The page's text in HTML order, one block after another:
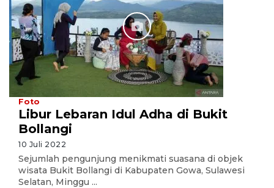
Foto
Libur Lebaran Idul Adha di Bukit
Bollangi
10 Juli 2022
Sejumlah pengunjung menikmati suasana di objek
wisata Bukit Bollangi di Kabupaten Gowa, Sulawesi
Selatan, Minggu ...